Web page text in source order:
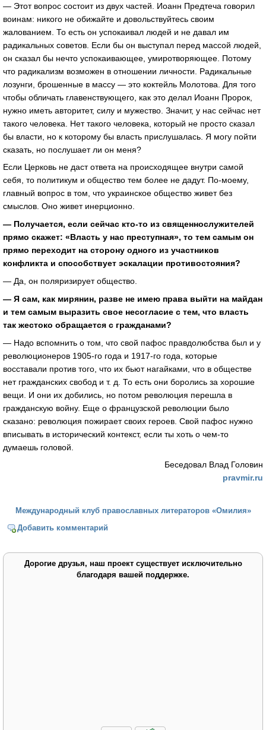
— Этот вопрос состоит из двух частей. Иоанн Предтеча говорил
воинам: никого не обижайте и довольствуйтесь своим
жалованием. То есть он успокаивал людей и не давал им
радикальных советов. Если бы он выступал перед массой людей,
он сказал бы нечто успокаивающее, умиротворяющее. Потому
что радикализм возможен в отношении личности. Радикальные
лозунги, брошенные в массу — это коктейль Молотова. Для того
чтобы обличать главенствующего, как это делал Иоанн Пророк,
нужно иметь авторитет, силу и мужество. Значит, у нас сейчас нет
такого человека. Нет такого человека, который не просто сказал
бы власти, но к которому бы власть прислушалась. Я могу пойти
сказать, но послушает ли он меня?
Если Церковь не даст ответа на происходящее внутри самой
себя, то политикум и общество тем более не дадут. По-моему,
главный вопрос в том, что украинское общество живет без
смыслов. Оно живет инерционно.
— Получается, если сейчас кто-то из священнослужителей
прямо скажет: «Власть у нас преступная», то тем самым он
прямо переходит на сторону одного из участников
конфликта и способствует эскалации противостояния?
— Да, он поляризирует общество.
— Я сам, как мирянин, разве не имею права выйти на майдан
и тем самым выразить свое несогласие с тем, что власть
так жестоко обращается с гражданами?
— Надо вспомнить о том, что свой пафос правдолюбства был и у
революционеров 1905-го года и 1917-го года, которые
восставали против того, что их бьют нагайками, что в обществе
нет гражданских свобод и т. д. То есть они боролись за хорошие
вещи. И они их добились, но потом революция перешла в
гражданскую войну. Еще о французской революции было
сказано: революция пожирает своих героев. Свой пафос нужно
вписывать в исторический контекст, если ты хоть о чем-то
думаешь головой.
Беседовал Влад Головин
pravmir.ru
Международный клуб православных литераторов «Омилия»
Добавить комментарий
Дорогие друзья, наш проект существует исключительно
благодаря вашей поддержке.